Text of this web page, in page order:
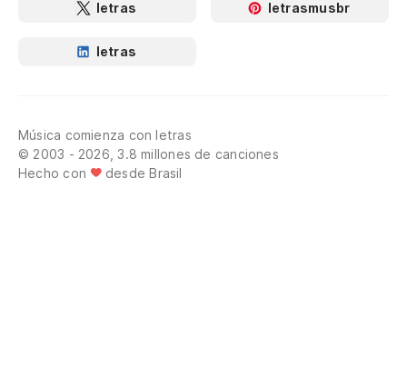
letras letrasmusbr
letras
Música comienza con letras
© 2003 - 2026, 3.8 millones de canciones
Hecho con
desde Brasil